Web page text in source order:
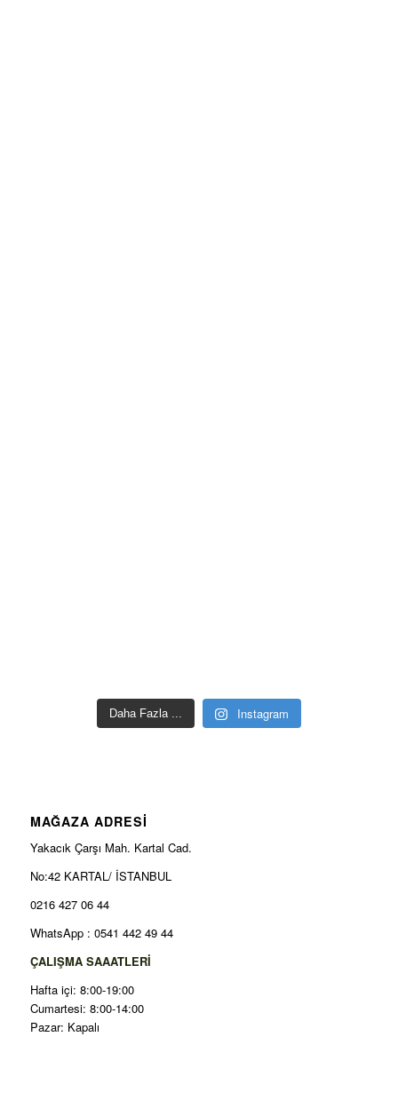
Daha Fazla ... Instagram
MAĞAZA ADRESİ
Yakacık Çarşı Mah. Kartal Cad.
No:42 KARTAL/ İSTANBUL
0216 427 06 44
WhatsApp : 0541 442 49 44
ÇALIŞMA SAAATLERİ
Hafta içi: 8:00-19:00
Cumartesi: 8:00-14:00
Pazar: Kapalı